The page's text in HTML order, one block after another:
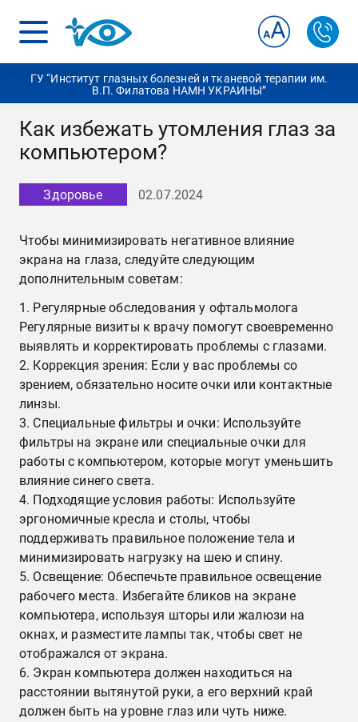
ГУ “Институт глазных болезней и тканевой терапии им.
В.П. Филатова НАМН УКРАИНЫ”
Как избежать утомления глаз за
компьютером?
Здоровье 02.07.2024
Чтобы минимизировать негативное влияние
экрана на глаза, следуйте следующим
дополнительным советам:
Регулярные обследования у офтальмолога
Регулярные визиты к врачу помогут своевременно
выявлять и корректировать проблемы с глазами.
Коррекция зрения: Если у вас проблемы со
зрением, обязательно носите очки или контактные
линзы.
Специальные фильтры и очки: Используйте
фильтры на экране или специальные очки для
работы с компьютером, которые могут уменьшить
влияние синего света.
Подходящие условия работы: Используйте
эргономичные кресла и столы, чтобы
поддерживать правильное положение тела и
минимизировать нагрузку на шею и спину.
Освещение: Обеспечьте правильное освещение
рабочего места. Избегайте бликов на экране
компьютера, используя шторы или жалюзи на
окнах, и разместите лампы так, чтобы свет не
отображался от экрана.
Экран компьютера должен находиться на
расстоянии вытянутой руки, а его верхний край
должен быть на уровне глаз или чуть ниже.